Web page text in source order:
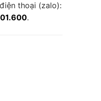
thoại (zalo):
.